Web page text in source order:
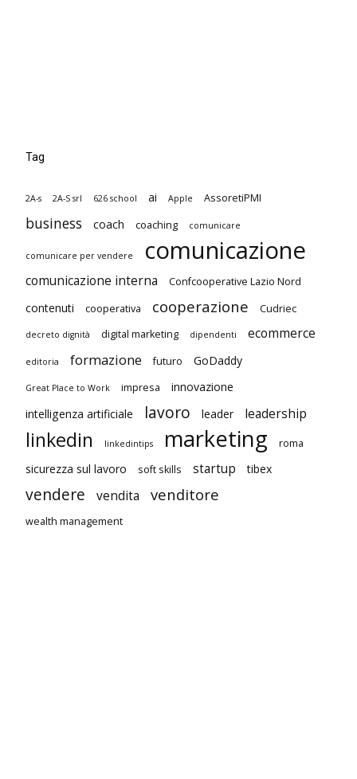
Tag
2A-s 2A-S srl 626 school ai Apple AssoretiPMI
business coach coaching comunicare
comunicare per vendere comunicazione
comunicazione interna Confcooperative Lazio Nord
contenuti cooperativa cooperazione Cudriec
decreto dignità digital marketing dipendenti ecommerce
editoria formazione futuro GoDaddy
Great Place to Work impresa
innovazione
intelligenza artificiale
lavoro leader leadership
linkedin linkedintips marketing roma
sicurezza sul lavoro soft skills startup tibex
vendere vendita venditore
wealth management